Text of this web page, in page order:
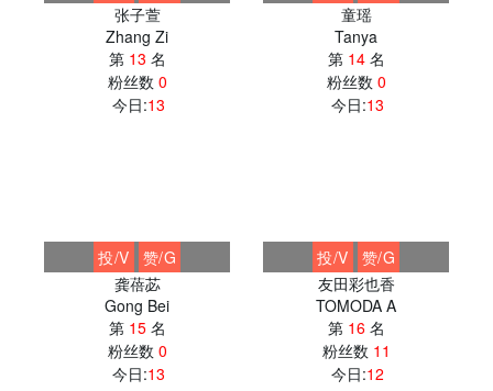
张子萱
Zhang Zi
第 13 名
粉丝数 0
今日:13
童瑶
Tanya
第 14名
粉丝数 0
今日:13
投/V
赞/G
龚蓓苾
Gong Bei
第 15名
粉丝数 0
今日:13
投/V
赞/G
友田彩也香
TOMODA A
第 16名
粉丝数 11
今日:12